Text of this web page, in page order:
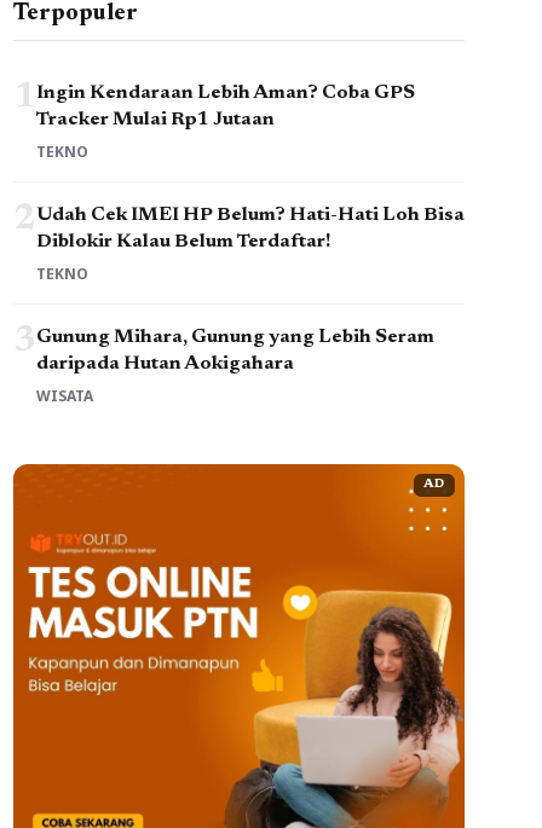
Terpopuler
1Ingin Kendaraan Lebih Aman? Coba GPS
Tracker Mulai Rp1 Jutaan
TEKNO
2Udah Cek IMEI HP Belum? Hati-Hati Loh Bisa
Diblokir Kalau Belum Terdaftar!
TEKNO
3Gunung Mihara, Gunung yang Lebih Seram
daripada Hutan Aokigahara
WISATA
AD